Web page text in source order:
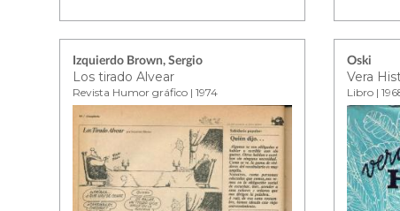
Izquierdo Brown, Sergio
Los tirado Alvear
Revista Humor gráfico | 1974
Oski
Vera
Libro |